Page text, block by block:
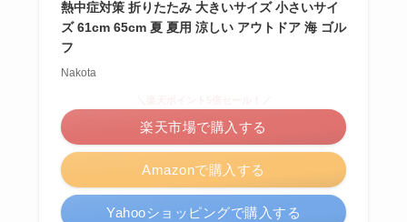
熱中症対策 折りたたみ 大きいサイズ 小さいサイ
ズ 61cm 65cm 夏 夏用 涼しい アウトドア 海 ゴル
フ
Nakota
Amazonで購入する
楽天市場で購入する
Yahooショッピングで購入する